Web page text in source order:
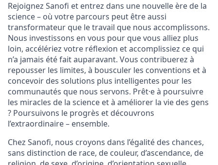
Rejoignez Sanofi et entrez dans une nouvelle ère de la
science – où votre parcours peut être aussi
transformateur que le travail que nous accomplissons.
Nous investissons en vous pour que vous alliez plus
loin, accélériez votre réflexion et accomplissiez ce qui
n’a jamais été fait auparavant. Vous contribuerez à
repousser les limites, à bousculer les conventions et à
concevoir des solutions plus intelligentes pour les
communautés que nous servons. Prêt·e à poursuivre
les miracles de la science et à améliorer la vie des gens
? Poursuivons le progrès et découvrons
l’extraordinaire – ensemble.
Chez Sanofi, nous croyons dans l’égalité des chances,
sans distinction de race, de couleur, d’ascendance, de